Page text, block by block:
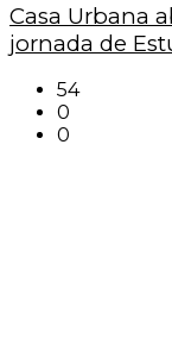
Casa Urbana
jornada de
54
0
0